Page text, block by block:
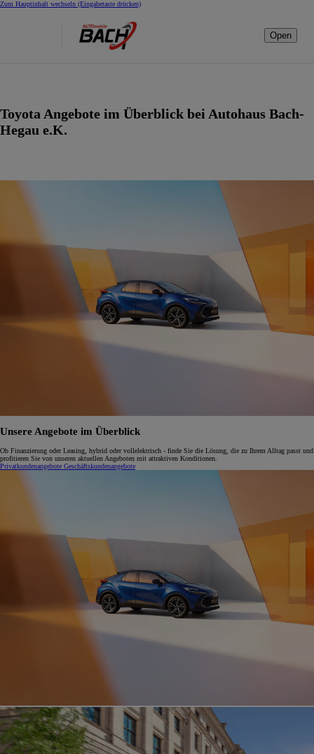
Zum Hauptinhalt wechseln (Eingabetaste drücken)
Open
Toyota Angebote im Überblick bei Autohaus Bach-
Hegau e.K.
Unsere Angebote im Überblick
Ob Finanzierung oder Leasing, hybrid oder vollelektrisch - finde Sie die Lösung, die zu Ihrem Alltag passt und
profitieren Sie von unseren aktuellen Angeboten mit attraktiven Konditionen.
Privatkundenangebote Geschäftskundenangebote